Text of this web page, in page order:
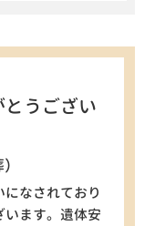
うござい
なされており
ます。遺体安